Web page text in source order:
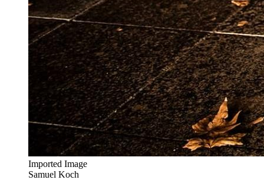
Imported Image
Samuel Koch